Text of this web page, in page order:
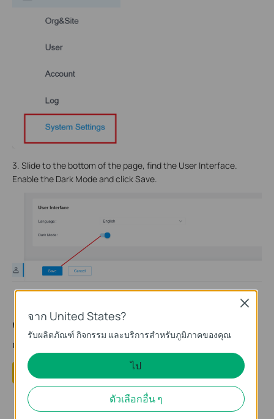
3. Slide to the bottom of the page, find the User Interface.
Enable the Dark Mode and click Save.
คำถามที่พบบ่อยนี้มีประโยชน์หรือไม่?
ความคิดเห็นของคุณช่วยปรับปรุงเว็บไซต์นี้
จาก United States?
รับผลิตภัณฑ์ กิจกรรม และบริการสำหรับภูมิภาคของคุณ
ไป
ตัวเลือกอื่น ๆ
Close